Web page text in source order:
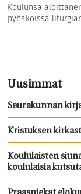
Koulunsa
pyhäköissä
Uusimmat
Seurakunnan
Kristuksen
Koululaisten
koululaisia